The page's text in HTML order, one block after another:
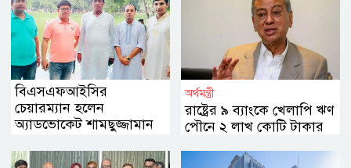
বিএসএফআইসির
চেয়ারম্যান হলেন
অ্যাডভোকেট শামছুজ্জামান
অর্থমন্ত্রী
রাষ্ট্রের ৯ ব্যাংকে খেলাপি ঋণ
পৌনে ২ লাখ কোটি টাকার